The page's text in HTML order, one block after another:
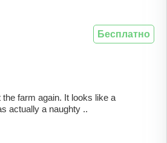
farm again. It looks like a
actually a naughty ..
Бесплатно